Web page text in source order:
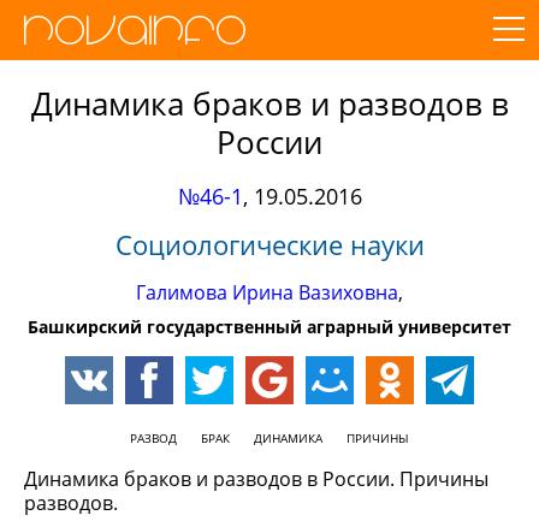
Динамика браков и разводов в
России
№46-1, 19.05.2016
Социологические науки
Галимова Ирина Вазиховна,
Башкирский государственный аграрный университет
РАЗВОД БРАК ДИНАМИКА ПРИЧИНЫ
Динамика браков и разводов в России. Причины
разводов.